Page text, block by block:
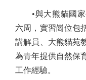
•與大熊貓國家
六周，實習崗位包
講解員、大熊貓苑
為青年提供自然保
工作經驗。